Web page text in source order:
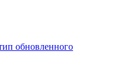
обновленного